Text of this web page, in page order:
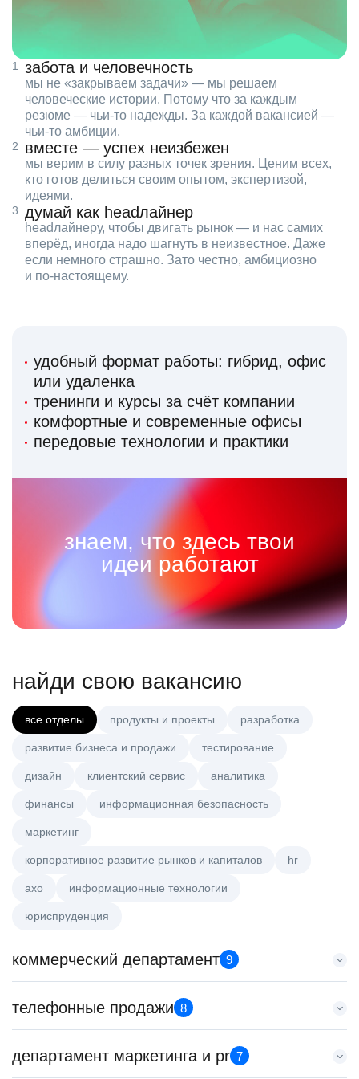
забота и человечность
мы не «закрываем задачи» — мы решаем
человеческие истории. Потому что за каждым
резюме — чьи‑то надежды. За каждой вакансией —
чьи‑то амбиции.
вместе — успех неизбежен
мы верим в силу разных точек зрения. Ценим всех,
кто готов делиться своим опытом, экспертизой,
идеями.
думай как headлайнер
headлайнеру, чтобы двигать рынок — и нас самих
вперёд, иногда надо шагнуть в неизвестное. Даже
если немного страшно. Зато честно, амбициозно
и по‑настоящему.
удобный формат работы: гибрид, офис
или удаленка
тренинги и курсы за счёт компании
комфортные и современные офисы
передовые технологии и практики
знаем, что здесь твои
идеи работают
найди свою вакансию
все отделы продукты и проекты разработка
развитие бизнеса и продажи тестирование
дизайн клиентский сервис аналитика
финансы информационная безопасность
маркетинг
корпоративное развитие рынков и капиталов hr
axo информационные технологии
юриспруденция
коммерческий департамент 9
Key Account Manager (EdTech)
HeadHunter::Коммерческий департамент
150000 ₽
телефонные продажи 8
Менеджер по продажам в сегменте малого и среднего
бизнеса
департамент маркетинга и pr 7